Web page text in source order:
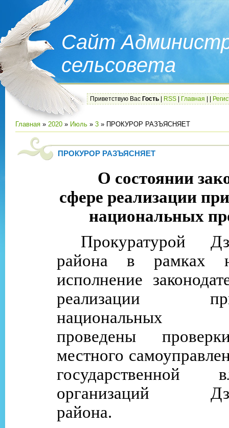
Сайт
сельсовета
Приветствую Вас Гость RSS Главная
Главная » 2020 » Июль » 3 » ПРОКУРОР РАЗЪЯСНЯЕТ
ПРОКУРОР РАЗЪЯСНЯЕТ
О состоянии
сфере реализации
национальных
Прокуратурой
района в рамках
исполнение
реализации
национальных
проведены
местного
организаций
района.